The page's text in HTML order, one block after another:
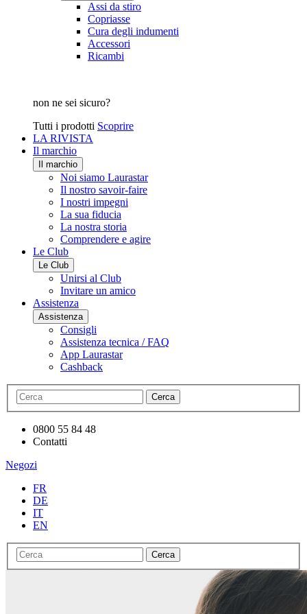
Assi da stiro
Copriasse
Cura degli indumenti
Accessori
Ricambi
non ne sei sicuro?
Tutti i prodotti Scoprire
LA RIVISTA
Il marchio
Il marchio
Noi siamo Laurastar
Il nostro savoir-faire
I nostri impegni
La sua fiducia
La nostra storia
Comprendere e agire
Le Club
Le Club
Unirsi al Club
Invitare un amico
Assistenza
Assistenza
Consigli
Assistenza tecnica / FAQ
App Laurastar
Cashback
Cerca
0800 55 84 48
Contatti
Negozi
FR
DE
IT
EN
Cerca